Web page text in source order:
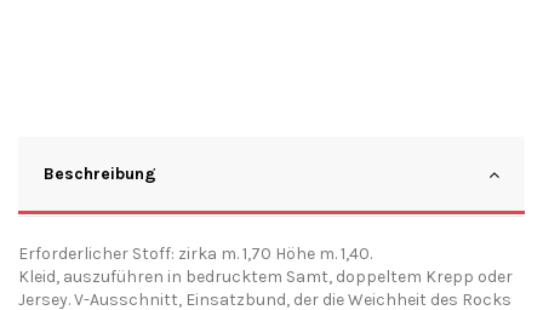
Beschreibung
Erforderlicher Stoff: zirka m. 1,70 Höhe m. 1,40.
Kleid, auszuführen in bedrucktem Samt, doppeltem Krepp oder
Jersey. V-Ausschnitt, Einsatzbund, der die Weichheit des Rocks